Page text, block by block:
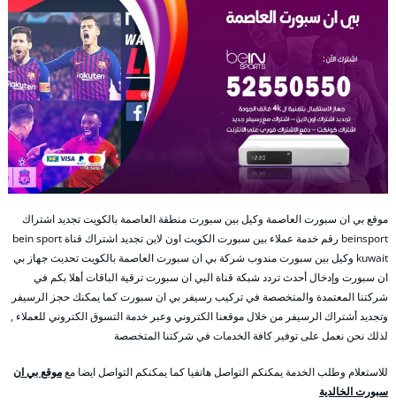
موقع بي ان سبورت العاصمة وكيل بين سبورت منطقة العاصمة بالكويت تجديد اشتراك
beinsport رقم خدمة عملاء بين سبورت الكويت اون لاين تجديد اشتراك قناة bein sport
kuwait وكيل بين سبورت مندوب شركة بي ان سبورت العاصمة بالكويت تحديث جهاز بي
ان سبورت وإدخال أحدث تردد شبكة قناة البي ان سبورت ترقية الباقات أهلا بكم في
شركتنا المعتمدة والمتخصصة في تركيب رسيفر بي ان سبورت كما يمكنك حجز الرسيفر
وتجديد أشتراك الرسيفر من خلال موقعنا الكتروني وعبر خدمة التسوق الكتروني للعملاء ,
لذلك نحن نعمل على توفير كافة الخدمات في شركتنا المتخصصة
للاستعلام وطلب الخدمة يمكنكم التواصل هاتفيا كما يمكنكم التواصل ايضا معموقع بي ان
سبورت الخالدية